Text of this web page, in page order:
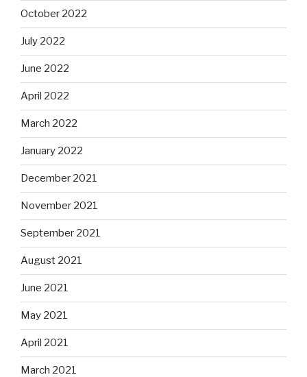
October 2022
July 2022
June 2022
April 2022
March 2022
January 2022
December 2021
November 2021
September 2021
August 2021
June 2021
May 2021
April 2021
March 2021